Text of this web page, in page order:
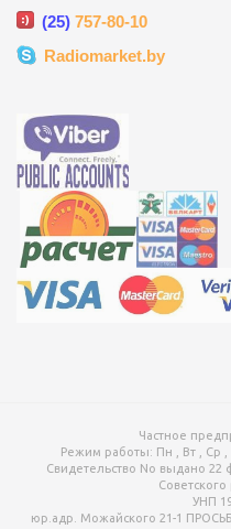
и единоборств
и аксессуары
скейтборды,
(25) 757-80-10
Radiomarket.by
Частное
Режим работы: Пн , Вт , Ср ,
Свидетельство No выдано 22
УНП
юр.адр. Можайского 21-1